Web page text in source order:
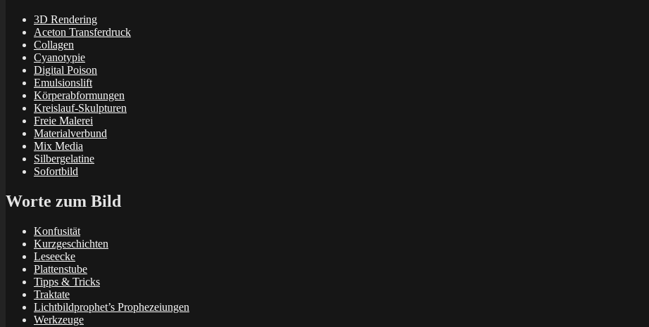
3D Rendering
Aceton Transferdruck
Collagen
Cyanotypie
Digital Poison
Emulsionslift
Körperabformungen
Kreislauf-Skulpturen
Freie Malerei
Materialverbund
Mix Media
Silbergelatine
Sofortbild
Worte zum Bild
Konfusität
Kurzgeschichten
Leseecke
Plattenstube
Tipps & Tricks
Traktate
Lichtbildprophet’s Prophezeiungen
Werkzeuge